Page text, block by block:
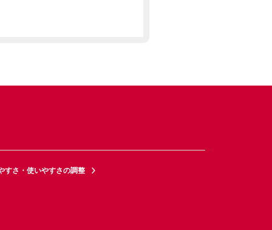
すさ・使いやすさの調整